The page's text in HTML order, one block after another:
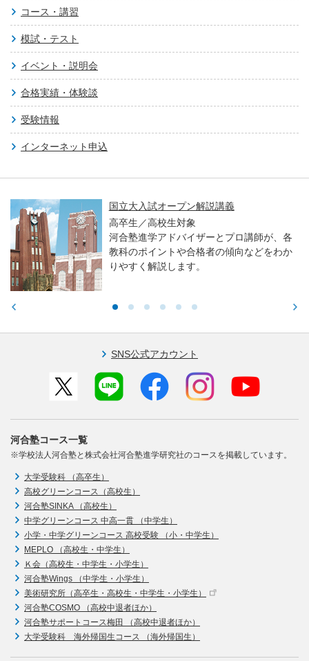
コース・講習
模試・テスト
イベント・説明会
合格実績・体験談
受験情報
インターネット申込
国立大入試オープン解説講義
高卒生／高校生対象
河合塾進学アドバイザーとプロ講師が、各
教科のポイントや合格者の傾向などをわか
りやすく解説します。
SNS公式アカウント
河合塾コース一覧
※学校法人河合塾と株式会社河合塾進学研究社のコースを掲載しています。
大学受験科 （高卒生）
高校グリーンコース（高校生）
河合塾SINKA （高校生）
中学グリーンコース 中高一貫 （中学生）
小学・中学グリーンコース 高校受験 （小・中学生）
MEPLO （高校生・中学生）
Ｋ会（高校生・中学生・小学生）
河合塾Wings （中学生・小学生）
美術研究所（高卒生・高校生・中学生・小学生）
河合塾COSMO （高校中退者ほか）
河合塾サポートコース梅田 （高校中退者ほか）
大学受験科 海外帰国生コース （海外帰国生）